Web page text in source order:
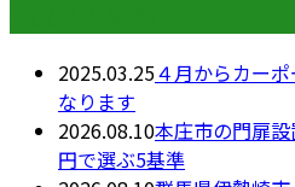
2025.03.25４月からカー
なります
2026.08.10本庄市の門扉
円で選ぶ5基準